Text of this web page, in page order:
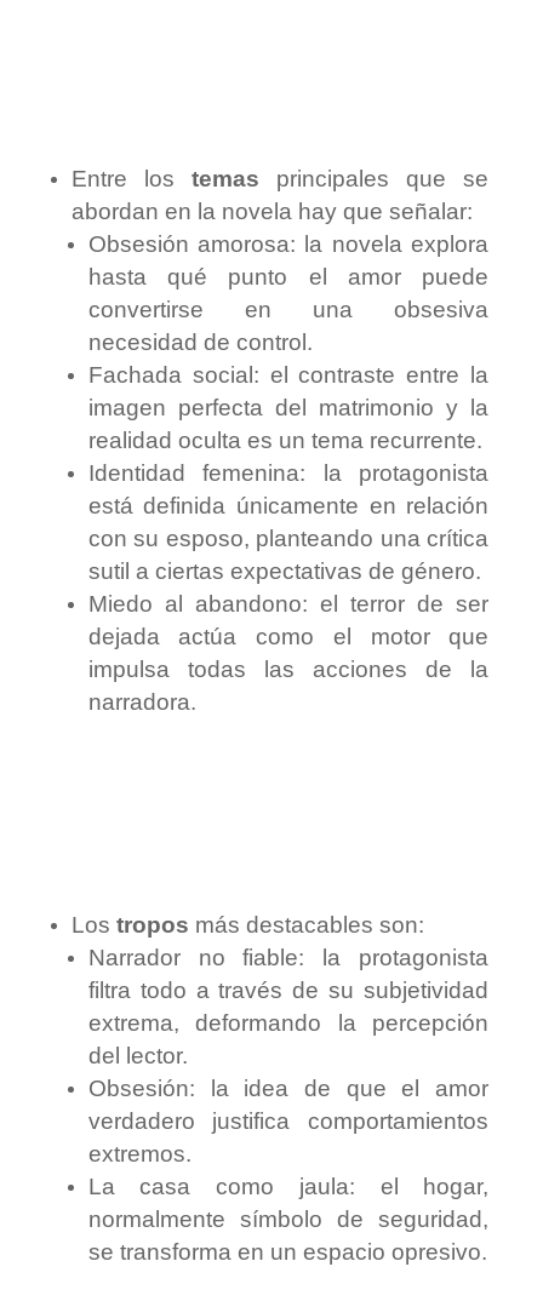
Entre los temas principales que se
abordan en la novela hay que señalar:
Obsesión amorosa: la novela explora
hasta qué punto el amor puede
convertirse en una obsesiva
necesidad de control.
Fachada social: el contraste entre la
imagen perfecta del matrimonio y la
realidad oculta es un tema recurrente.
Identidad femenina: la protagonista
está definida únicamente en relación
con su esposo, planteando una crítica
sutil a ciertas expectativas de género.
Miedo al abandono: el terror de ser
dejada actúa como el motor que
impulsa todas las acciones de la
narradora.
Los tropos más destacables son:
Narrador no fiable: la protagonista
filtra todo a través de su subjetividad
extrema, deformando la percepción
del lector.
Obsesión: la idea de que el amor
verdadero justifica comportamientos
extremos.
La casa como jaula: el hogar,
normalmente símbolo de seguridad,
se transforma en un espacio opresivo.